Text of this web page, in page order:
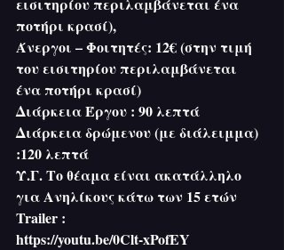
ποτήρι κρασί),
Άνεργοι – Φοιτητές: 12€ (στην τιμή
του εισιτηρίου περιλαμβάνεται
ένα ποτήρι κρασί)
Διάρκεια Έργου : 90 λεπτά
Διάρκεια δρώμενου (με διάλειμμα)
:120 λεπτά
Υ.Γ. Το θέαμα είναι ακατάλληλο
για Ανηλίκους κάτω των 15 ετών
Trailer :
https://youtu.be/0Clt-xPofEY